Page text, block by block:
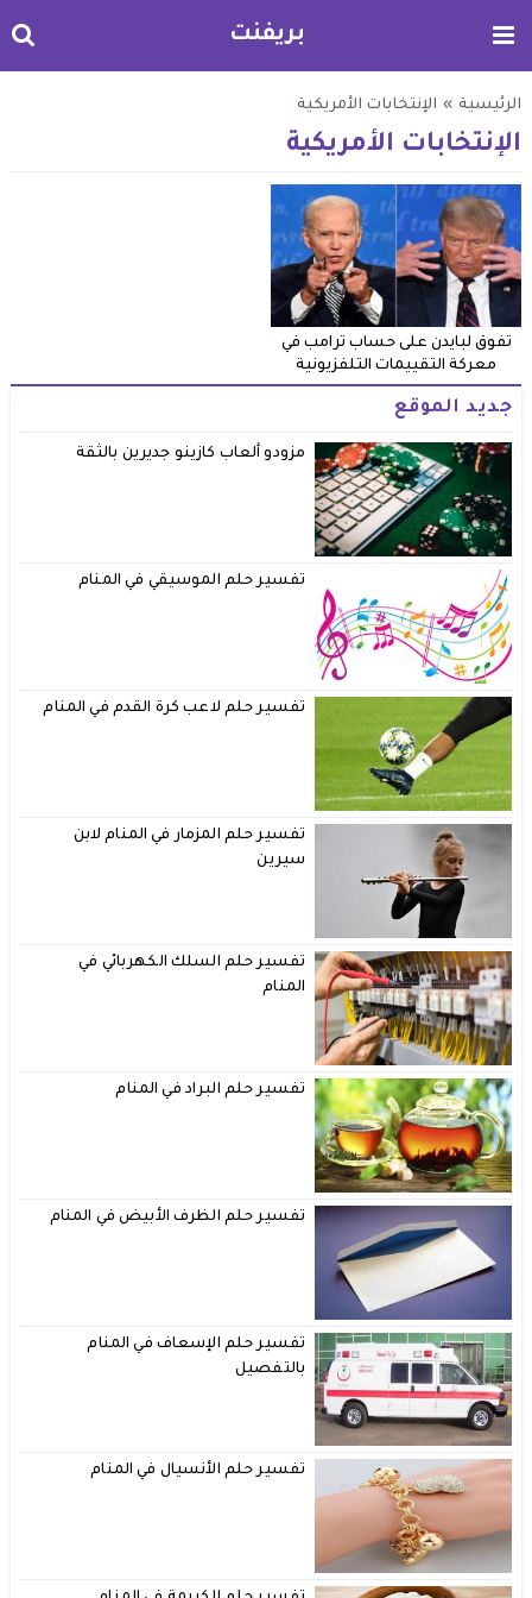
بريفنت
الرئيسية » الإنتخابات الأمريكية
الإنتخابات الأمريكية
تفوق لبايدن على حساب ترامب في
معركة التقييمات التلفزيونية
جديد الموقع
مزودو ألعاب كازينو جديرين بالثقة
تفسير حلم الموسيقي في المنام
تفسير حلم لاعب كرة القدم في المنام
تفسير حلم المزمار في المنام لابن
سيرين
تفسير حلم السلك الكهربائي في
المنام
تفسير حلم البراد في المنام
تفسير حلم الظرف الأبيض في المنام
تفسير حلم الإسعاف في المنام
بالتفصيل
تفسير حلم الأنسيال في المنام